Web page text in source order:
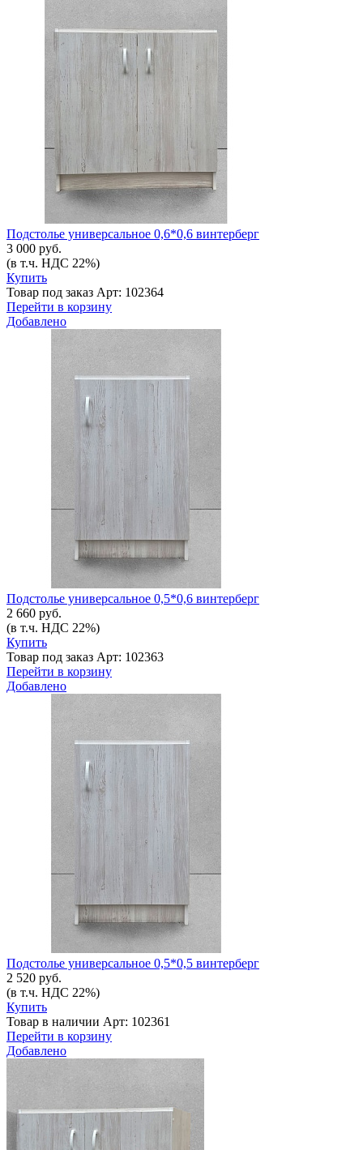
Подстолье универсальное 0,6*0,6 винтерберг
3 000 руб.
(в т.ч. НДС 22%)
Купить
Товар под заказ Арт: 102364
Перейти в корзину
Добавлено
Подстолье универсальное 0,5*0,6 винтерберг
2 660 руб.
(в т.ч. НДС 22%)
Купить
Товар под заказ Арт: 102363
Перейти в корзину
Добавлено
Подстолье универсальное 0,5*0,5 винтерберг
2 520 руб.
(в т.ч. НДС 22%)
Купить
Товар в наличии Арт: 102361
Перейти в корзину
Добавлено